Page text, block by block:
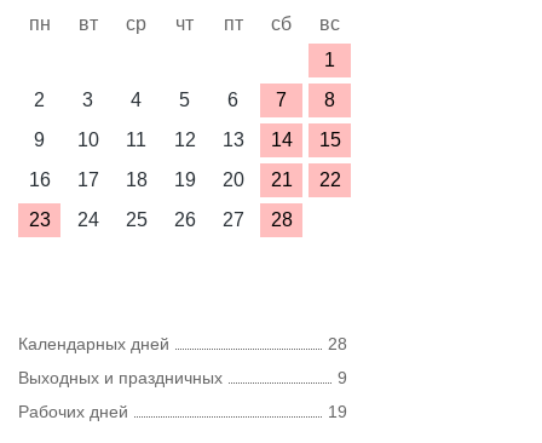
пн вт ср чт пт сб
вс
1
2
3 4 5 6 7
8
9
10 11 12 13 14
15
16
17 18 19 20 21
22
23
24 25 26 27 28
Календарных дней
28
Выходных и праздничных
9
Рабочих дней
19